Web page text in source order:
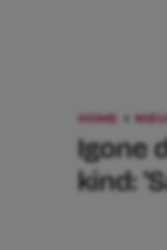
HOME
Igone
kind: